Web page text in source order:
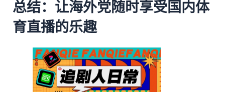
总结：让海外党随时享受国内体
育直播的乐趣